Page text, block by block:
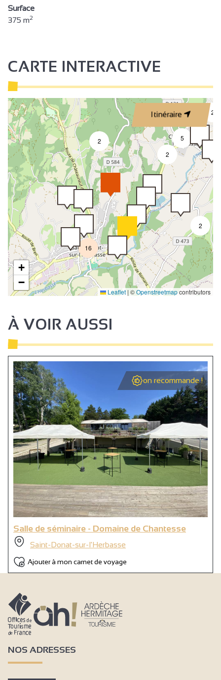
Surface
375 m2
CARTE INTERACTIVE
Itinéraire
2
2
16
2
2
5
+
−
Leaflet | ©Openstreetmapcontributors
À VOIR AUSSI
on recommande !
Salle de séminaire - Domaine de Chantesse
Saint-Donat-sur-l'Herbasse
Ajouter à mon carnet de voyage
NOS ADRESSES